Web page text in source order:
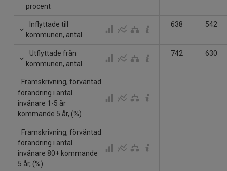
procent
Inflyttade till
kommunen, antal
638 542
Utflyttade från
kommunen, antal
742 630
Framskrivning, förväntad
förändring i antal
invånare 1-5 år
kommande 5 år, (%)
Framskrivning, förväntad
förändring i antal
invånare 80+ kommande
5 år, (%)